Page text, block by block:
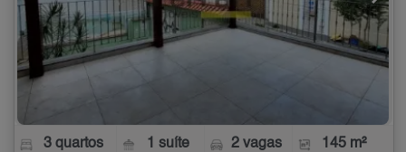
3 quartos 1 suíte 2 vagas 145 m²